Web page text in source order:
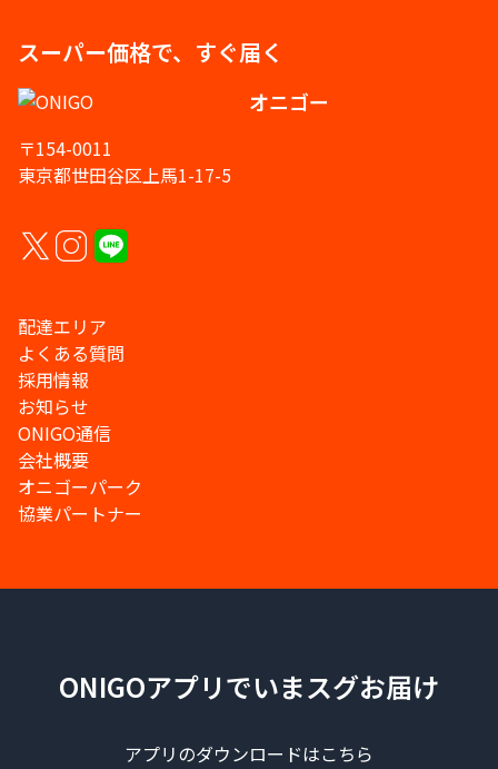
スーパー価格で、すぐ届く
オニゴー
〒154-0011
東京都世田谷区上馬1-17-5
配達エリア
よくある質問
採用情報
お知らせ
ONIGO通信
会社概要
オニゴーパーク
協業パートナー
ONIGOアプリでいまスグお届け
アプリのダウンロードはこちら